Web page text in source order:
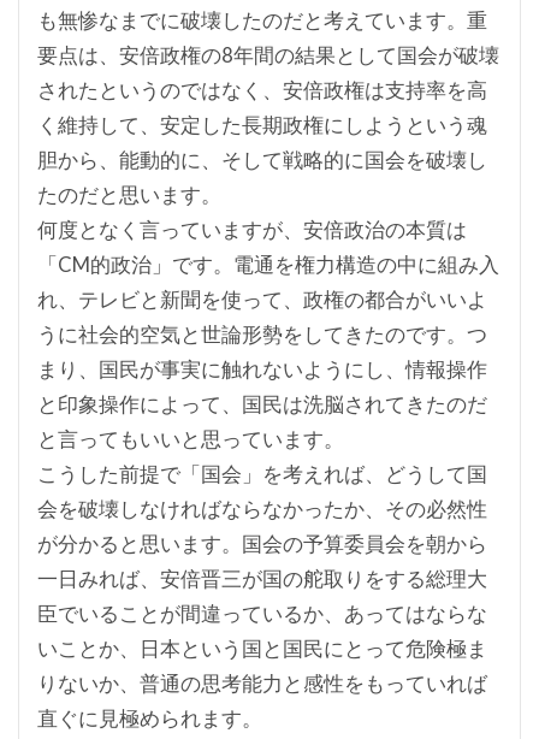
も無惨なまでに破壊したのだと考えています。重
要点は、安倍政権の8年間の結果として国会が破壊
されたというのではなく、安倍政権は支持率を高
く維持して、安定した長期政権にしようという魂
胆から、能動的に、そして戦略的に国会を破壊し
たのだと思います。
何度となく言っていますが、安倍政治の本質は
「CM的政治」です。電通を権力構造の中に組み入
れ、テレビと新聞を使って、政権の都合がいいよ
うに社会的空気と世論形勢をしてきたのです。つ
まり、国民が事実に触れないようにし、情報操作
と印象操作によって、国民は洗脳されてきたのだ
と言ってもいいと思っています。
こうした前提で「国会」を考えれば、どうして国
会を破壊しなければならなかったか、その必然性
が分かると思います。国会の予算委員会を朝から
一日みれば、安倍晋三が国の舵取りをする総理大
臣でいることが間違っているか、あってはならな
いことか、日本という国と国民にとって危険極ま
りないか、普通の思考能力と感性をもっていれば
直ぐに見極められます。